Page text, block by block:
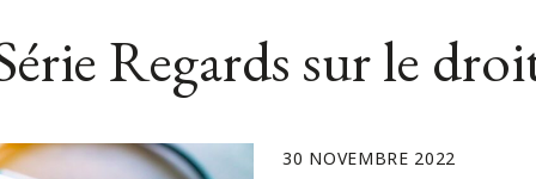
Regards sur le
30 NOVEMBRE 2022